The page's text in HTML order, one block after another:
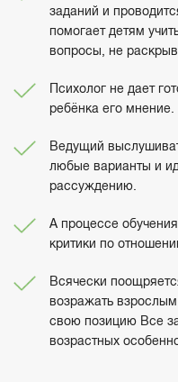
заданий и
помогает детям
вопросы, не
Психолог не дает
ребёнка его мнение.
Ведущий
любые варианты и
рассуждению.
А процессе
критики по
Всячески
возражать
свою позицию Все
возрастных